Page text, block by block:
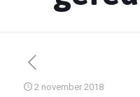
2 november 2018